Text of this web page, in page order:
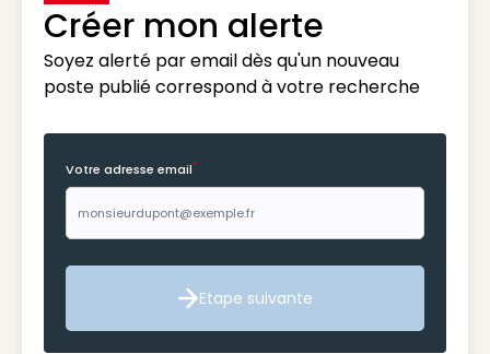
Créer mon alerte
Soyez alerté par email dès qu'un nouveau
poste publié correspond à votre recherche
Votre adresse email*
Etape suivante
Etape suivante